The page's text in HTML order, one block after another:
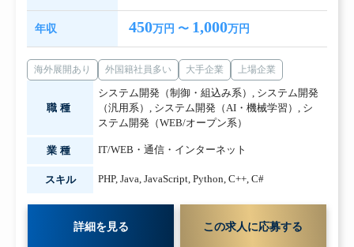
年収 450万円 〜 1,000万円
海外展開あり 外国籍社員多い 大手企業 上場企業
職種
システム開発（制御・組込み系） , システム開発
（汎用系） , システム開発（AI・機械学習） , シ
ステム開発（WEB/オープン系）
業種 IT/WEB・通信・インターネット
スキル PHP, Java, JavaScript, Python, C++, C#
詳細を見る この求人に応募する